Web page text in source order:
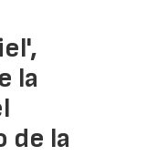
la
de la